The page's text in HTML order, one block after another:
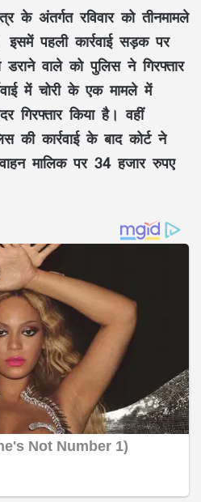
के अंतर्गत रविवार को तीनमामले
पहली कार्रवाई सड़क पर
डराने वाले को पुलिस ने गिरफ्तार
में चोरी के एक मामले में
किया है। वहीं
की कार्रवाई के बाद कोर्ट ने
मालिक पर 34 हजार रुपए